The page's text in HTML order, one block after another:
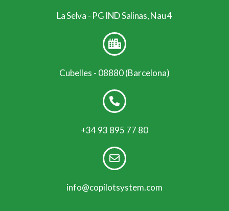
La Selva - PG IND Salinas, Nau 4
Cubelles - 08880 (Barcelona)
+34 93 895 77 80
info@copilotsystem.com